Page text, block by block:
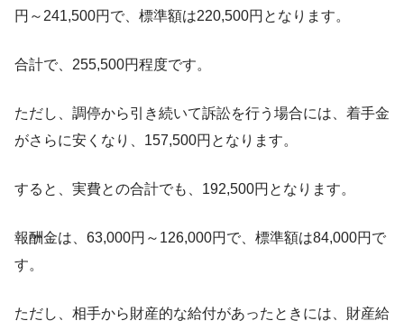
円～241,500円で、標準額は220,500円となります。
合計で、255,500円程度です。
ただし、調停から引き続いて訴訟を行う場合には、着手金
がさらに安くなり、157,500円となります。
すると、実費との合計でも、192,500円となります。
報酬金は、63,000円～126,000円で、標準額は84,000円で
す。
ただし、相手から財産的な給付があったときには、財産給